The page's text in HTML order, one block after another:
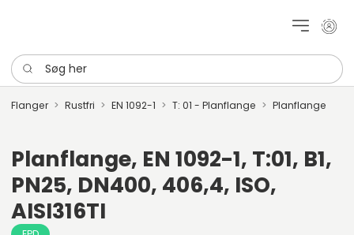
Mit
Søg her
Flanger Rustfri EN 1092-1 T: 01 - Planflange Planflange
Planflange, EN 1092-1, T:01, B1,
PN25, DN400, 406,4, ISO,
AISI316TI